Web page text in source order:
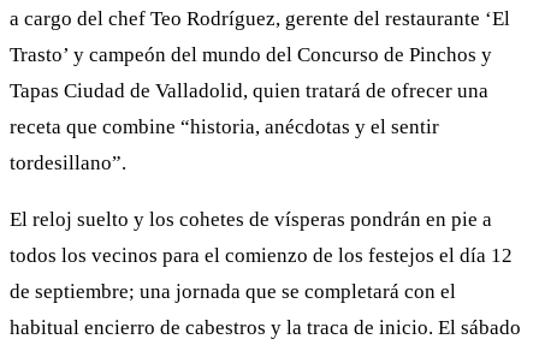
a cargo del chef Teo Rodríguez, gerente del restaurante ‘El
Trasto’ y campeón del mundo del Concurso de Pinchos y
Tapas Ciudad de Valladolid, quien tratará de ofrecer una
receta que combine “historia, anécdotas y el sentir
tordesillano”.
El reloj suelto y los cohetes de vísperas pondrán en pie a
todos los vecinos para el comienzo de los festejos el día 12
de septiembre; una jornada que se completará con el
habitual encierro de cabestros y la traca de inicio. El sábado